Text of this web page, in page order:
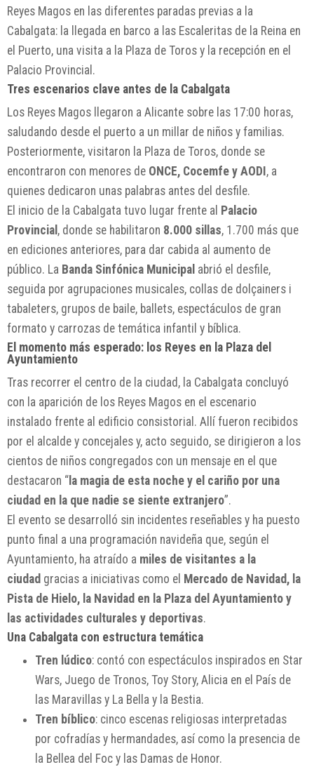
Reyes Magos en las diferentes paradas previas a la
Cabalgata: la llegada en barco a las Escaleritas de la Reina en
el Puerto, una visita a la Plaza de Toros y la recepción en el
Palacio Provincial.
Tres escenarios clave antes de la Cabalgata
Los Reyes Magos llegaron a Alicante sobre las 17:00 horas,
saludando desde el puerto a un millar de niños y familias.
Posteriormente, visitaron la Plaza de Toros, donde se
encontraron con menores de ONCE, Cocemfe y AODI , a
quienes dedicaron unas palabras antes del desfile.
El inicio de la Cabalgata tuvo lugar frente al Palacio
Provincial , donde se habilitaron 8.000 sillas, 1.700 más que
en ediciones anteriores, para dar cabida al aumento de
público. La Banda Sinfónica Municipal abrió el desfile,
seguida por agrupaciones musicales, collas de dolçainers i
tabaleters, grupos de baile, ballets, espectáculos de gran
formato y carrozas de temática infantil y bíblica.
El momento más esperado: los Reyes en la Plaza del
Ayuntamiento
Tras recorrer el centro de la ciudad, la Cabalgata concluyó
con la aparición de los Reyes Magos en el escenario
instalado frente al edificio consistorial. Allí fueron recibidos
por el alcalde y concejales y, acto seguido, se dirigieron a los
cientos de niños congregados con un mensaje en el que
destacaron “ la magia de esta noche y el cariño por una
ciudad en la que nadie se siente extranjero”.
El evento se desarrolló sin incidentes reseñables y ha puesto
punto final a una programación navideña que, según el
Ayuntamiento, ha atraído a miles de visitantes a la
ciudad gracias a iniciativas como el Mercado de Navidad, la
Pista de Hielo, la Navidad en la Plaza del Ayuntamiento y
las actividades culturales y deportivas.
Una Cabalgata con estructura temática
Tren lúdico: contó con espectáculos inspirados en Star
Wars, Juego de Tronos, Toy Story, Alicia en el País de
las Maravillas y La Bella y la Bestia.
Tren bíblico: cinco escenas religiosas interpretadas
por cofradías y hermandades, así como la presencia de
la Bellea del Foc y las Damas de Honor.